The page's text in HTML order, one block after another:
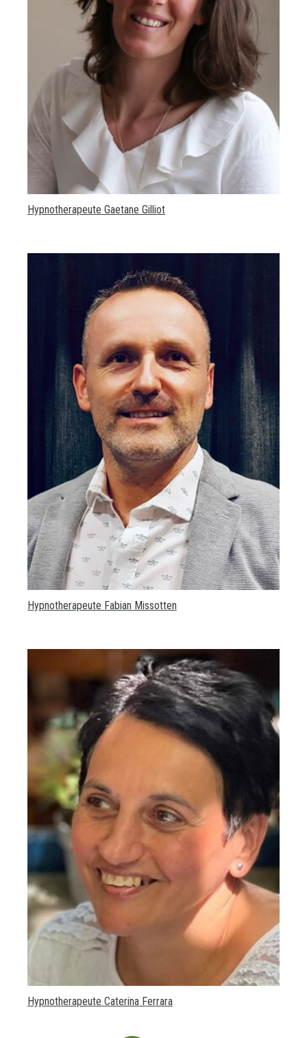
Hypnotherapeute Gaetane Gilliot
Hypnotherapeute Fabian Missotten
Hypnotherapeute Caterina Ferrara